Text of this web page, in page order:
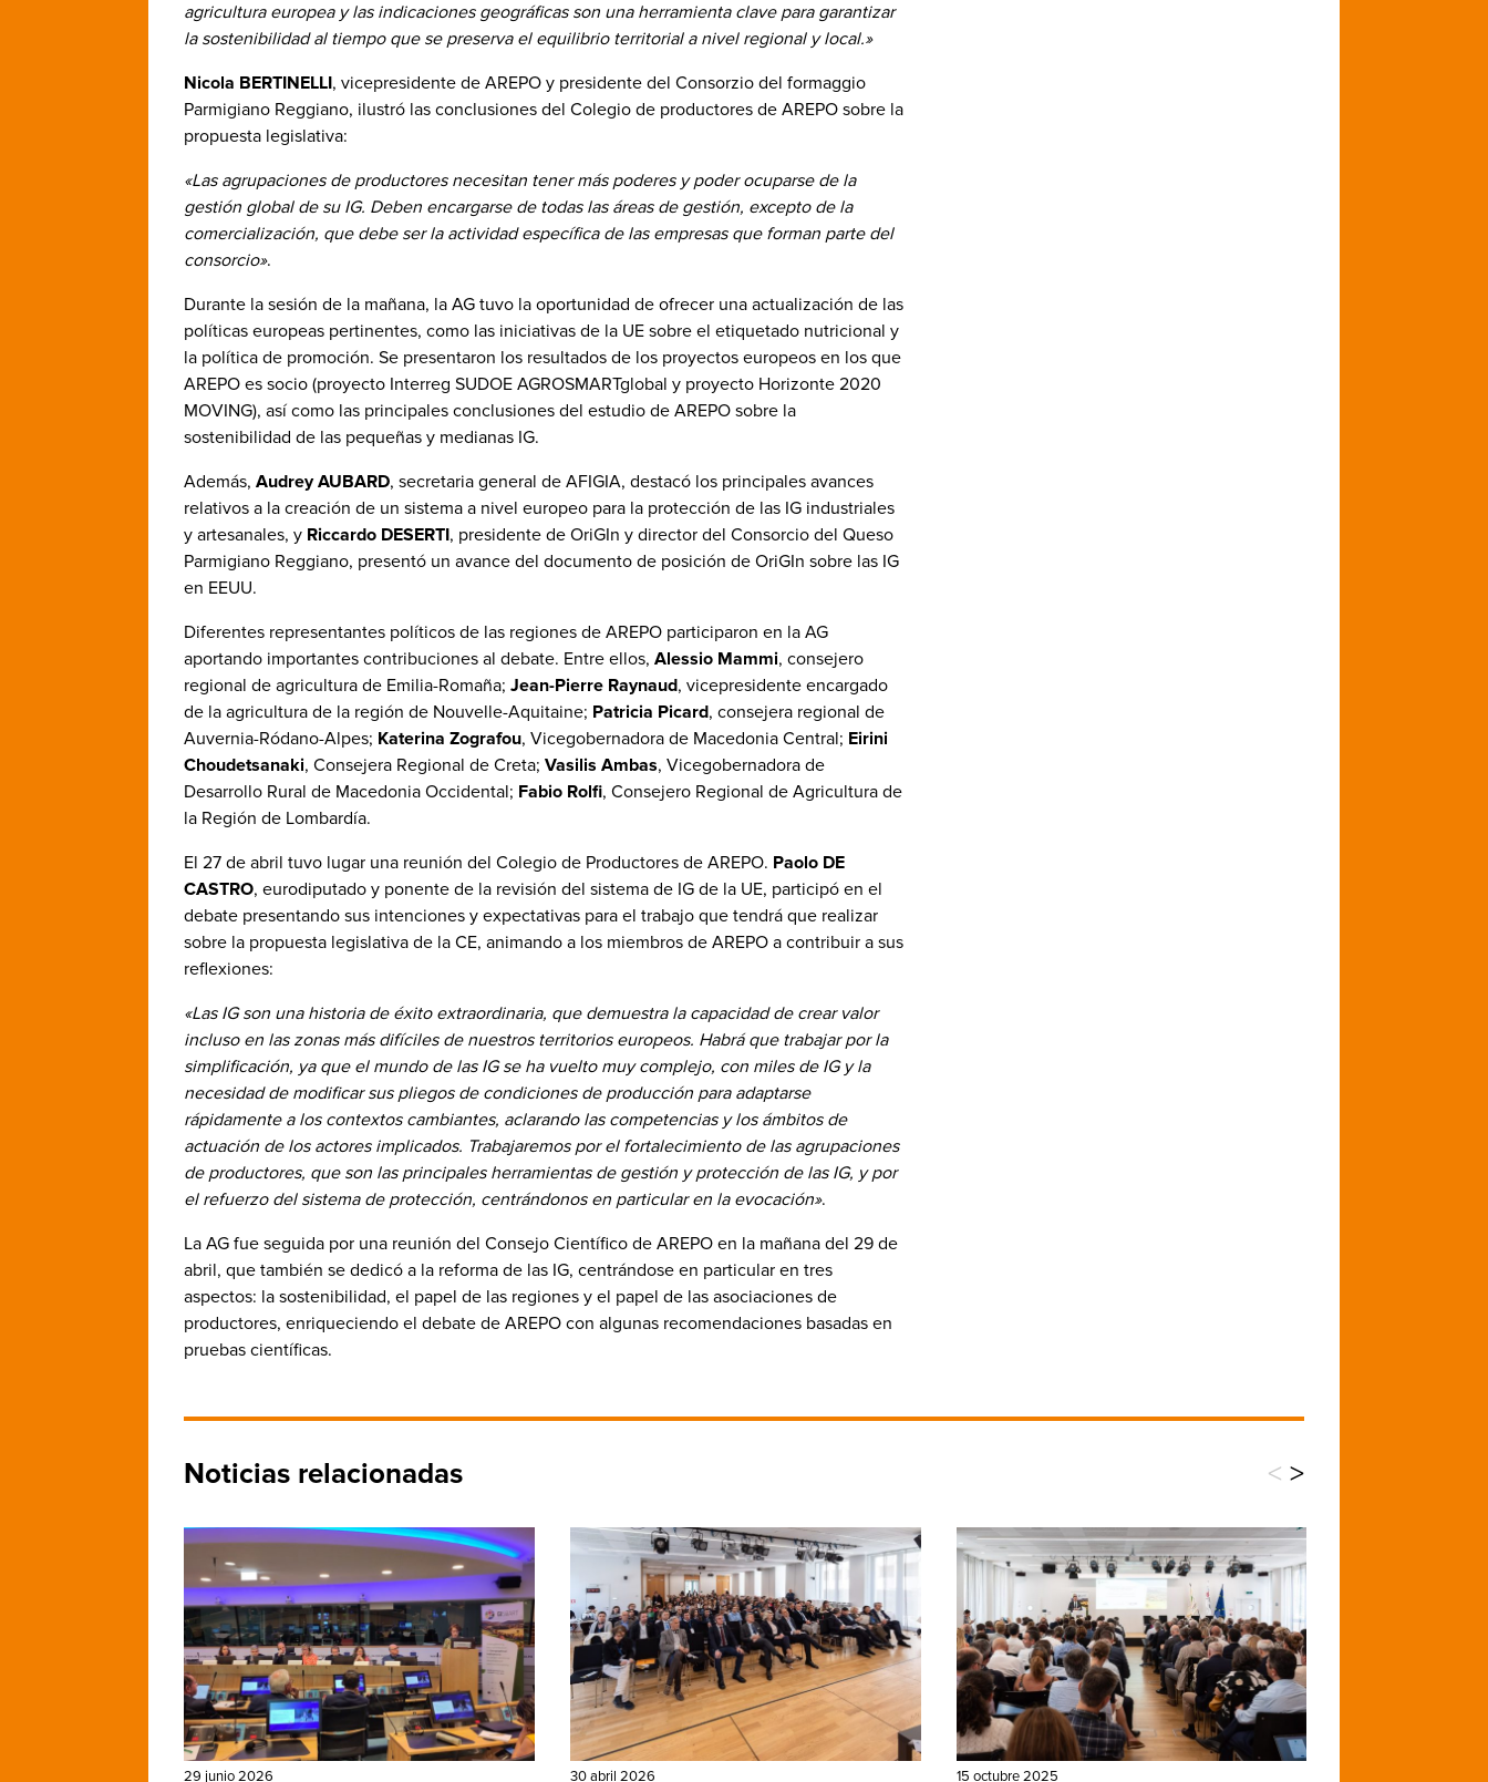
agricultura europea y las indicaciones geográficas son una herramienta clave para garantizar
la sostenibilidad al tiempo que se preserva el equilibrio territorial a nivel regional y local.»
Nicola BERTINELLI, vicepresidente de AREPO y presidente del Consorzio del formaggio
Parmigiano Reggiano, ilustró las conclusiones del Colegio de productores de AREPO sobre la
propuesta legislativa:
«Las agrupaciones de productores necesitan tener más poderes y poder ocuparse de la
gestión global de su IG. Deben encargarse de todas las áreas de gestión, excepto de la
comercialización, que debe ser la actividad específica de las empresas que forman parte del
consorcio».
Durante la sesión de la mañana, la AG tuvo la oportunidad de ofrecer una actualización de las
políticas europeas pertinentes, como las iniciativas de la UE sobre el etiquetado nutricional y
la política de promoción. Se presentaron los resultados de los proyectos europeos en los que
AREPO es socio (proyecto Interreg SUDOE AGROSMARTglobal y proyecto Horizonte 2020
MOVING), así como las principales conclusiones del estudio de AREPO sobre la
sostenibilidad de las pequeñas y medianas IG.
Además, Audrey AUBARD, secretaria general de AFIGIA, destacó los principales avances
relativos a la creación de un sistema a nivel europeo para la protección de las IG industriales
y artesanales, y Riccardo DESERTI, presidente de OriGIn y director del Consorcio del Queso
Parmigiano Reggiano, presentó un avance del documento de posición de OriGIn sobre las IG
en EEUU.
Diferentes representantes políticos de las regiones de AREPO participaron en la AG
aportando importantes contribuciones al debate. Entre ellos, Alessio Mammi, consejero
regional de agricultura de Emilia-Romaña; Jean-Pierre Raynaud, vicepresidente encargado
de la agricultura de la región de Nouvelle-Aquitaine; Patricia Picard, consejera regional de
Auvernia-Ródano-Alpes; Katerina Zografou, Vicegobernadora de Macedonia Central; Eirini
Choudetsanaki, Consejera Regional de Creta; Vasilis Ambas, Vicegobernadora de
Desarrollo Rural de Macedonia Occidental; Fabio Rolfi, Consejero Regional de Agricultura de
la Región de Lombardía.
El 27 de abril tuvo lugar una reunión del Colegio de Productores de AREPO. Paolo DE
CASTRO, eurodiputado y ponente de la revisión del sistema de IG de la UE, participó en el
debate presentando sus intenciones y expectativas para el trabajo que tendrá que realizar
sobre la propuesta legislativa de la CE, animando a los miembros de AREPO a contribuir a sus
reflexiones:
«Las IG son una historia de éxito extraordinaria, que demuestra la capacidad de crear valor
incluso en las zonas más difíciles de nuestros territorios europeos. Habrá que trabajar por la
simplificación, ya que el mundo de las IG se ha vuelto muy complejo, con miles de IG y la
necesidad de modificar sus pliegos de condiciones de producción para adaptarse
rápidamente a los contextos cambiantes, aclarando las competencias y los ámbitos de
actuación de los actores implicados. Trabajaremos por el fortalecimiento de las agrupaciones
de productores, que son las principales herramientas de gestión y protección de las IG, y por
el refuerzo del sistema de protección, centrándonos en particular en la evocación».
La AG fue seguida por una reunión del Consejo Científico de AREPO en la mañana del 29 de
abril, que también se dedicó a la reforma de las IG, centrándose en particular en tres
aspectos: la sostenibilidad, el papel de las regiones y el papel de las asociaciones de
productores, enriqueciendo el debate de AREPO con algunas recomendaciones basadas en
pruebas científicas.
Noticias relacionadas < >
29 junio 2026 30 abril 2026 15 octubre 2025